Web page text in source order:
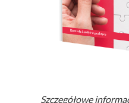
Szczegółowe